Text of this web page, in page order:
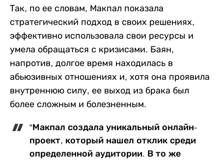
Так, по ее словам, Макпал показала
стратегический подход в своих решениях,
эффективно использовала свои ресурсы и
умела обращаться с кризисами. Баян,
напротив, долгое время находилась в
абьюзивных отношениях и, хотя она проявила
внутреннюю силу, ее выход из брака был
более сложным и болезненным.
“Макпал создала уникальный онлайн-
проект, который нашел отклик среди
определенной аудитории. В то же